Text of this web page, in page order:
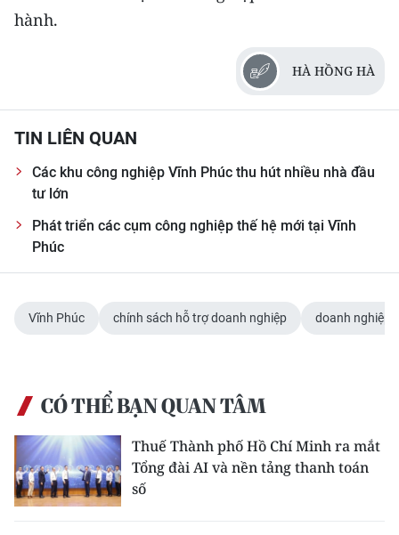
hành.
HÀ HỒNG HÀ
TIN LIÊN QUAN
Các khu công nghiệp Vĩnh Phúc thu hút nhiều nhà đầu
tư lớn
Phát triển các cụm công nghiệp thế hệ mới tại Vĩnh
Phúc
Vĩnh Phúc chính sách hỗ trợ doanh nghiệp doanh nghiệp
CÓ THỂ BẠN QUAN TÂM
Thuế Thành phố Hồ Chí Minh ra mắt
Tổng đài AI và nền tảng thanh toán
số